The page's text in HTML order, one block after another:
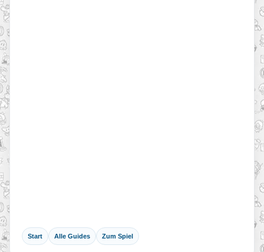
Start Alle Guides Zum Spiel